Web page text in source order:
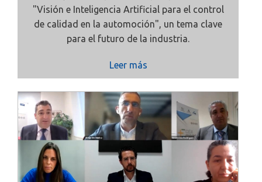
"Visión e Inteligencia Artificial para el control
de calidad en la automoción", un tema clave
para el futuro de la industria.
Leer más